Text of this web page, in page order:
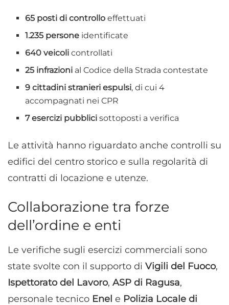
65 posti di controllo effettuati
1.235 persone identificate
640 veicoli controllati
25 infrazioni al Codice della Strada contestate
9 cittadini stranieri espulsi, di cui 4
accompagnati nei CPR
7 esercizi pubblici sottoposti a verifica
Le attività hanno riguardato anche controlli su
edifici del centro storico e sulla regolarità di
contratti di locazione e utenze.
Collaborazione tra forze
dell’ordine e enti
Le verifiche sugli esercizi commerciali sono
state svolte con il supporto di Vigili del Fuoco,
Ispettorato del Lavoro, ASP di Ragusa,
personale tecnico Enel e Polizia Locale di